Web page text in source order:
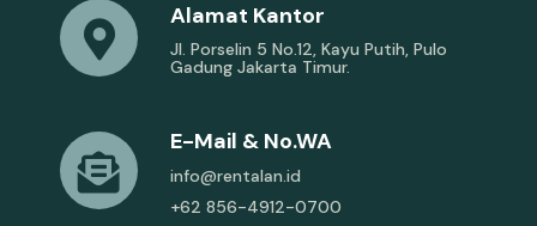
Alamat Kantor
Jl. Porselin 5 No.12, Kayu Putih, Pulo
Gadung Jakarta Timur.
E-Mail & No.WA
info@rentalan.id
+62 856-4912-0700